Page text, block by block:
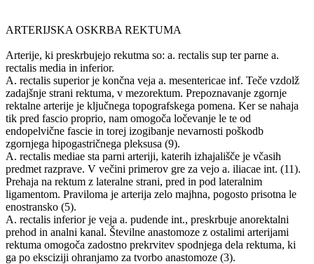
ARTERIJSKA OSKRBA REKTUMA
Arterije, ki preskrbujejo rekutma so: a. rectalis sup ter parne a.
rectalis media in inferior.
A. rectalis superior je končna veja a. mesentericae inf. Teče vzdolž
zadajšnje strani rektuma, v mezorektum. Prepoznavanje zgornje
rektalne arterije je ključnega topografskega pomena. Ker se nahaja
tik pred fascio proprio, nam omogoča ločevanje le te od
endopelvične fascie in torej izogibanje nevarnosti poškodb
zgornjega hipogastričnega pleksusa (9).
A. rectalis mediae sta parni arteriji, katerih izhajališče je včasih
predmet razprave. V večini primerov gre za vejo a. iliacae int. (11).
Prehaja na rektum z lateralne strani, pred in pod lateralnim
ligamentom. Praviloma je arterija zelo majhna, pogosto prisotna le
enostransko (5).
A. rectalis inferior je veja a. pudende int., preskrbuje anorektalni
prehod in analni kanal. Številne anastomoze z ostalimi arterijami
rektuma omogoča zadostno prekrvitev spodnjega dela rektuma, ki
ga po eksciziji ohranjamo za tvorbo anastomoze (3).